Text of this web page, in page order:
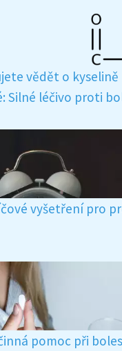
vědět o kyselině
Silné léčivo proti
vyšetření pro
pomoc při